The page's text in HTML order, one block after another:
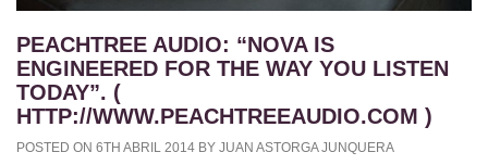
PEACHTREE AUDIO: “NOVA IS
ENGINEERED FOR THE WAY YOU LISTEN
TODAY”. (
HTTP://WWW.PEACHTREEAUDIO.COM )
POSTED ON 6TH ABRIL 2014 BY JUAN ASTORGA JUNQUERA